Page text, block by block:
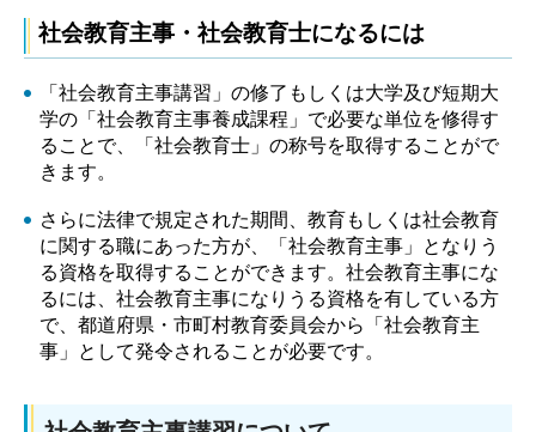
社会教育主事・社会教育士になるには
「社会教育主事講習」の修了もしくは大学及び短期大
学の「社会教育主事養成課程」で必要な単位を修得す
ることで、「社会教育士」の称号を取得することがで
きます。
さらに法律で規定された期間、教育もしくは社会教育
に関する職にあった方が、「社会教育主事」となりう
る資格を取得することができます。社会教育主事にな
るには、社会教育主事になりうる資格を有している方
で、都道府県・市町村教育委員会から「社会教育主
事」として発令されることが必要です。